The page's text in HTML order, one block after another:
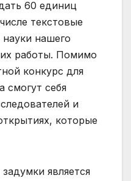
60 единиц
текстовые
науки нашего
их работы. Помимо
конкурс для
смогут себя
и
которые
является